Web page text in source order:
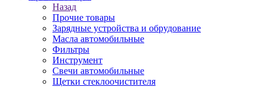
Назад
Прочие товары
Зарядные устройства и обрудование
Масла автомобильные
Фильтры
Инструмент
Свечи автомобильные
Щетки стеклоочистителя